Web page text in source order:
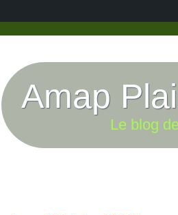
Amap
Le blog